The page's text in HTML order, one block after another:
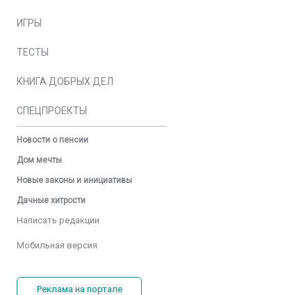
ИГРЫ
ТЕСТЫ
КНИГА ДОБРЫХ ДЕЛ
СПЕЦПРОЕКТЫ
Новости о пенсии
Дом мечты
Новые законы и инициативы
Дачные хитрости
Написать редакции
Мобильная версия
Реклама на портале